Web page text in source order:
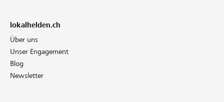
lokalhelden.ch
Über uns
Unser Engagement
Blog
Newsletter